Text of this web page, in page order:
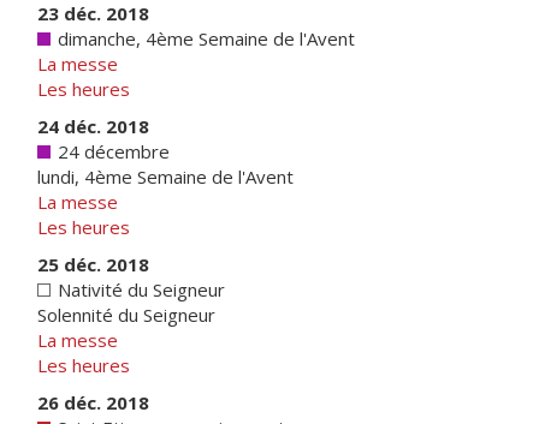
23 déc. 2018
dimanche, 4ème Semaine de l'Avent
La messe
Les heures
24 déc. 2018
24 décembre
lundi, 4ème Semaine de l'Avent
La messe
Les heures
25 déc. 2018
Nativité du Seigneur
Solennité du Seigneur
La messe
Les heures
26 déc. 2018